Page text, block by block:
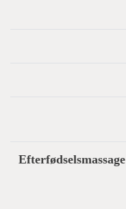
Efterfødselsmassage